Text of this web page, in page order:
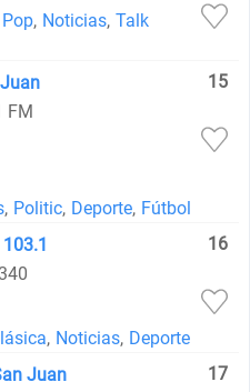
, Noticias, Talk
15
FM
, Politic, Deporte, Fútbol
16
, Noticias, Deporte
Juan
17